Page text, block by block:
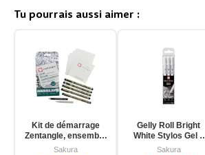
Tu pourrais aussi aimer :
Kit de démarrage
Zentangle, ensemble
d'outils pour
Sakura
Gelly Roll Bright
White Stylos Gel 3
pièces
Sakura